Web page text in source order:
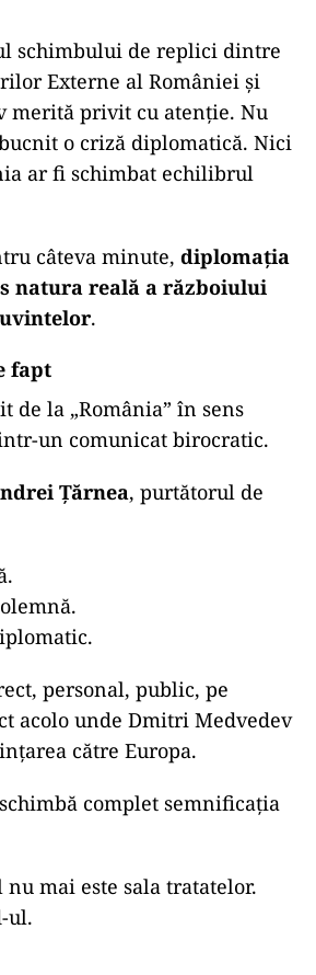
schimbului de replici dintre
Externe al României și
merită privit cu atenție. Nu
o criză diplomatică. Nici
ar fi schimbat echilibrul
câteva minute, diplomația
natura reală a războiului
.
fapt
de la „România” în sens
un comunicat birocratic.
Țărnea, purtătorul de
personal, public, pe
acolo unde Dmitri Medvedev
către Europa.
complet semnificația
mai este sala tratatelor.
ul.